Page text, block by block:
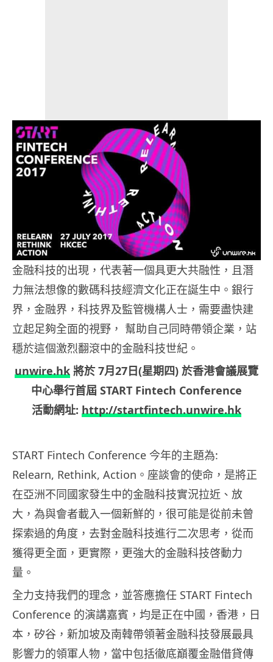
金融科技的出現，代表著一個具更大共融性，且潛
力無法想像的數碼科技經濟文化正在誕生中。銀行
界，金融界，科技界及監管機構人士，需要盡快建
立起足夠全面的視野， 幫助自己同時帶領企業，站
穩於這個激烈翻滾中的金融科技世紀。
unwire.hk 將於 7月27 日(星期四) 於香港會議展覽
中心舉行首屆 START Fintech Conference
活動網址: http://startfintech.unwire.hk
START Fintech Conference 今年的主題為:
Relearn, Rethink, Action。座談會的使命，是將正
在亞洲不同國家發生中的金融科技實況拉近、放
大，為與會者載入一個新鮮的，很可能是從前未曾
探索過的角度，去對金融科技進行二次思考，從而
獲得更全面，更實際，更強大的金融科技啓動力
量。
全力支持我們的理念，並答應擔任 START Fintech
Conference 的演講嘉賓，均是正在中國，香港，日
本，矽谷，新加坡及南韓帶領著金融科技發展最具
影響力的領軍人物，當中包括徹底巔覆金融借貸傳